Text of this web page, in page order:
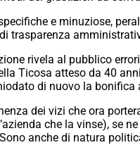
e minuziose,
trasparenza
rivela al pubblico
Ticosa atteso da 40
di nuovo la bonifica
dei vizi che ora
che la vinse), se
anche di natura